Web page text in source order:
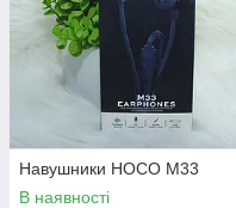
Навушники HOCO M33
В наявності